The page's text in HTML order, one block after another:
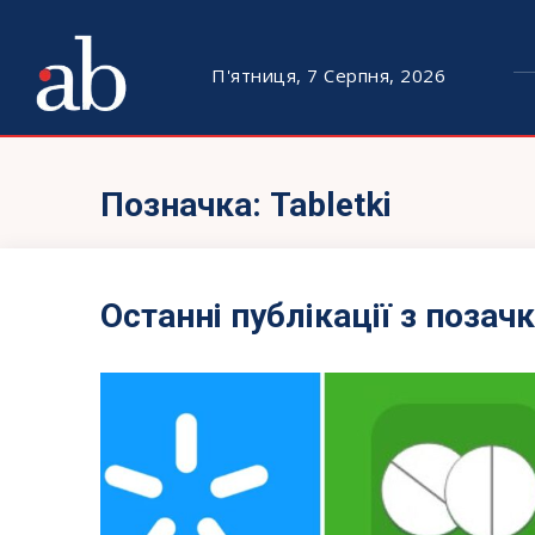
П'ятниця, 7 Серпня, 2026
Позначка: Tabletki
Останні публікації з